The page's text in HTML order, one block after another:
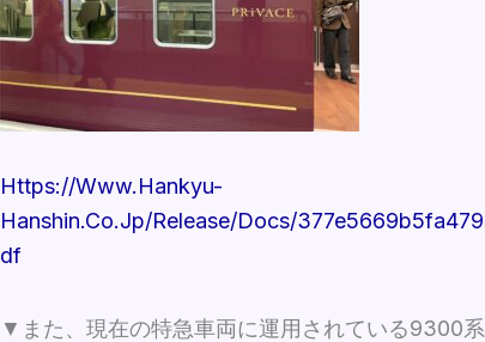
Https://www.hankyu-
Hanshin.co.jp/release/docs/
Df
▼また、現在の特急車両に運用されている9300